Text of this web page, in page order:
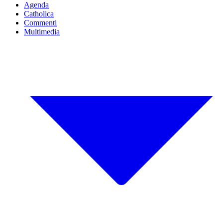
Agenda
Catholica
Commenti
Multimedia